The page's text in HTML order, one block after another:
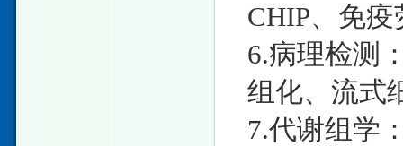
CHIP、免
6.病理检测
组化、流式
7.代谢组学